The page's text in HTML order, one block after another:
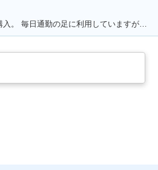
満足ポイント:他の原付と比べたら見た目がハコっぽくて、個人的に好みのデザインだった為3年程前に購入。 毎日通勤の足に利用していますが、これといった不都合もなく、いつも快適な通勤ができています。 特にシートが長く広いので、私(180cmの男性)でもゆったり座れて、たまにする遠出でも疲れにくいです。